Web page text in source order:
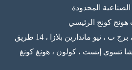
المحدودة
غرفة 608-610 ، 6 / واو ، برج ب ، نيو ماندارين بلازا ، 14 طريق
تسوي إيست ، كولون ، هونغ كونغ